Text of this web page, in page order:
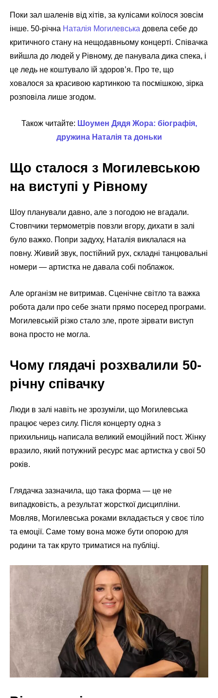
Поки зал шаленів від хітів, за кулісами коїлося зовсім
інше. 50-річна Наталія Могилевська довела себе до
критичного стану на нещодавньому концерті. Співачка
вийшла до людей у Рівному, де панувала дика спека, і
це ледь не коштувало їй здоров’я. Про те, що
ховалося за красивою картинкою та посмішкою, зірка
розповіла лише згодом.
Також читайте: Шоумен Дядя Жора: біографія,
дружина Наталія та доньки
Що сталося з Могилевською
на виступі у Рівному
Шоу планували давно, але з погодою не вгадали.
Стовпчики термометрів повзли вгору, дихати в залі
було важко. Попри задуху, Наталія виклалася на
повну. Живий звук, постійний рух, складні танцювальні
номери — артистка не давала собі поблажок.
Але організм не витримав. Сценічне світло та важка
робота дали про себе знати прямо посеред програми.
Могилевській різко стало зле, проте зірвати виступ
вона просто не могла.
Чому глядачі розхвалили 50-
річну співачку
Люди в залі навіть не зрозуміли, що Могилевська
працює через силу. Після концерту одна з
прихильниць написала великий емоційний пост. Жінку
вразило, який потужний ресурс має артистка у свої 50
років.
Глядачка зазначила, що така форма — це не
випадковість, а результат жорсткої дисципліни.
Мовляв, Могилевська роками вкладається у своє тіло
та емоції. Саме тому вона може бути опорою для
родини та так круто триматися на публіці.